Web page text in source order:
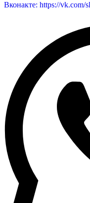
Вконакте: https://vk.com/